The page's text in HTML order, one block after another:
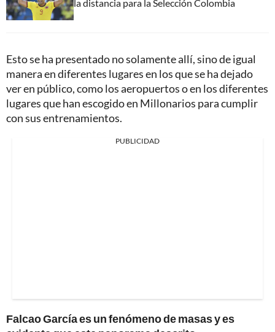
la distancia para la Selección Colombia
Esto se ha presentado no solamente allí, sino de igual
manera en diferentes lugares en los que se ha dejado
ver en público, como los aeropuertos o en los diferentes
lugares que han escogido en Millonarios para cumplir
con sus entrenamientos.
PUBLICIDAD
Falcao García es un fenómeno de masas y es